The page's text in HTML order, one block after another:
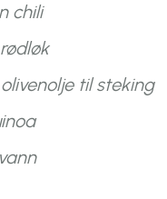
chili
olivenolje til steking